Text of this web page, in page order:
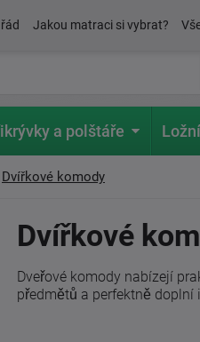
Jakou matraci si vybrat?
a polštáře
Dvířkové komody
Dvířkové
Dveřové komody nabízejí
předmětů a perfektně doplní